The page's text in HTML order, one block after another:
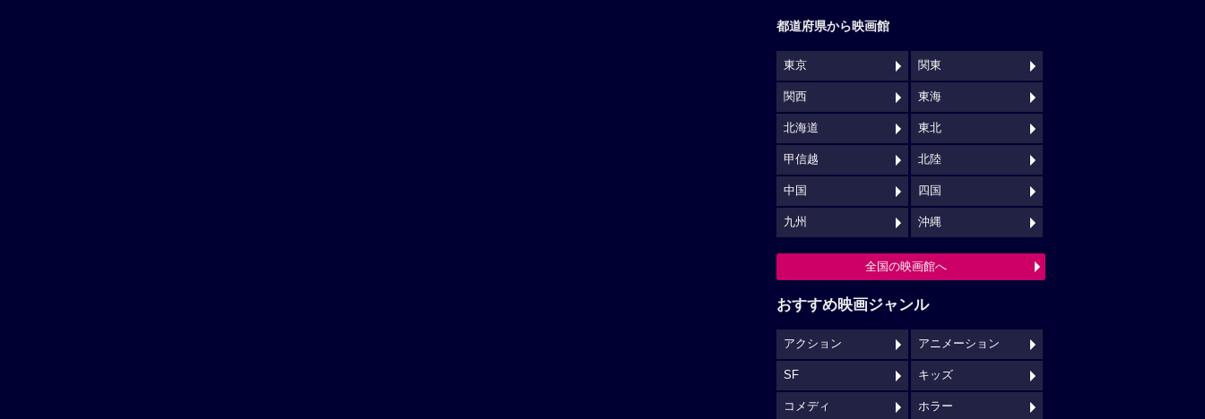
都道府県から映画館
東京 関東
関西 東海
北海道 東北
甲信越 北陸
中国 四国
九州 沖縄
全国の映画館へ
おすすめ映画ジャンル
アクション アニメーション
SF キッズ
コメディ ホラー